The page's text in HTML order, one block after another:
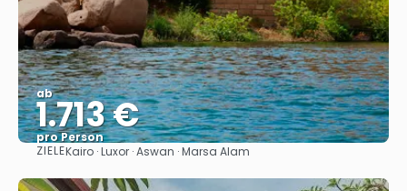
ab
1.713 €
pro Person
Sehen
ZIELEKairo · Luxor · Aswan · Marsa Alam